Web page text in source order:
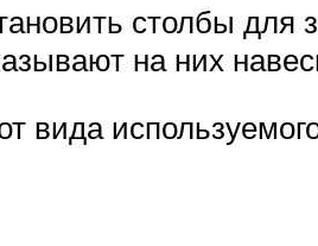
столбы для
на них
вида